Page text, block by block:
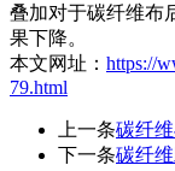
叠加对于碳纤维布
果下降。
本文网址： https://
79.html
上一条碳纤
下一条碳纤